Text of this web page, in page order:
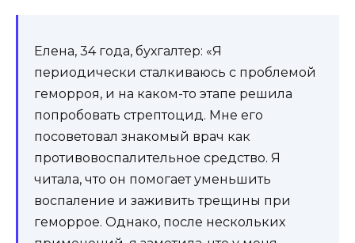
Елена, 34 года, бухгалтер: «Я
периодически сталкиваюсь с проблемой
геморроя, и на каком-то этапе решила
попробовать стрептоцид. Мне его
посоветовал знакомый врач как
противовоспалительное средство. Я
читала, что он помогает уменьшить
воспаление и заживить трещины при
геморрое. Однако, после нескольких